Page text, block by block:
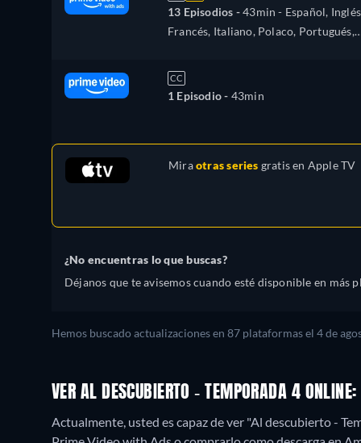
13 Episodios -43min - Español,
Francés, Italiano, Polaco, Portugués,
CC
1 Episodio - 43min
Miraotras series gratis en Apple TV
¿No encuentras lo que buscas?
Déjanos que te avisemos cuando esté disponible en más
Hemos buscado actualizaciones en 87 plataformas el 4 de
VER AL DESCUBIERTO - TEMPORADA 4
Actualmente, usted es capaz de ver "Al descubierto -